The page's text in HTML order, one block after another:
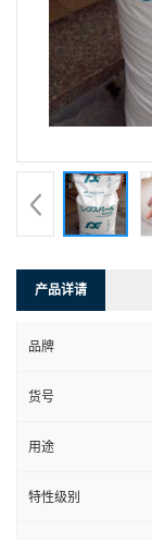
产品详请
品牌
货号
用途
特性级别